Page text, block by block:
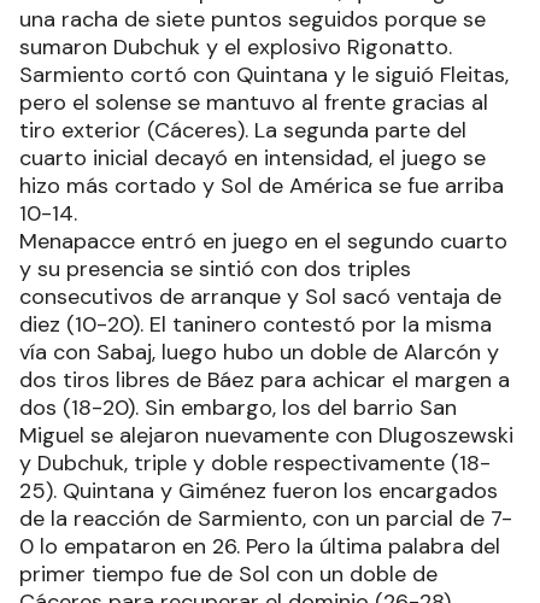
una racha de siete puntos seguidos porque se
sumaron Dubchuk y el explosivo Rigonatto.
Sarmiento cortó con Quintana y le siguió Fleitas,
pero el solense se mantuvo al frente gracias al
tiro exterior (Cáceres). La segunda parte del
cuarto inicial decayó en intensidad, el juego se
hizo más cortado y Sol de América se fue arriba
10-14.
Menapacce entró en juego en el segundo cuarto
y su presencia se sintió con dos triples
consecutivos de arranque y Sol sacó ventaja de
diez (10-20). El taninero contestó por la misma
vía con Sabaj, luego hubo un doble de Alarcón y
dos tiros libres de Báez para achicar el margen a
dos (18-20). Sin embargo, los del barrio San
Miguel se alejaron nuevamente con Dlugoszewski
y Dubchuk, triple y doble respectivamente (18-
25). Quintana y Giménez fueron los encargados
de la reacción de Sarmiento, con un parcial de 7-
0 lo empataron en 26. Pero la última palabra del
primer tiempo fue de Sol con un doble de